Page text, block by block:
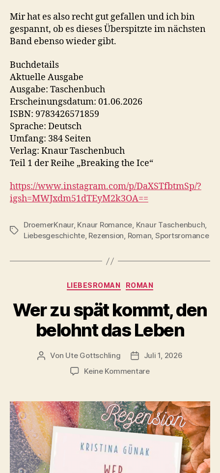
Mir hat es also recht gut gefallen und ich bin
gespannt, ob es dieses Überspitzte im nächsten
Band ebenso wieder gibt.
Buchdetails
Aktuelle Ausgabe
Ausgabe: Taschenbuch
Erscheinungsdatum: 01.06.2026
ISBN: 9783426571859
Sprache: Deutsch
Umfang: 384 Seiten
Verlag: Knaur Taschenbuch
Teil 1 der Reihe „Breaking the Ice“
https://www.instagram.com/p/DaXSTfbtmSp/?
igsh=MWJxdm51dTEyM2k3OA==
Schlagwörter
DroemerKnaur, Knaur Romance, Knaur Taschenbuch,
Liebesgeschichte, Rezension, Roman, Sportsromance
Kategorien
LIEBESROMAN ROMAN
Wer zu spät kommt, den
belohnt das Leben
Beitragsautor
Von Ute Gottschling Veröffentlichungsdatum
Juli 1, 2026
Keine Kommentarezu
spät
kommt,
den
belohnt